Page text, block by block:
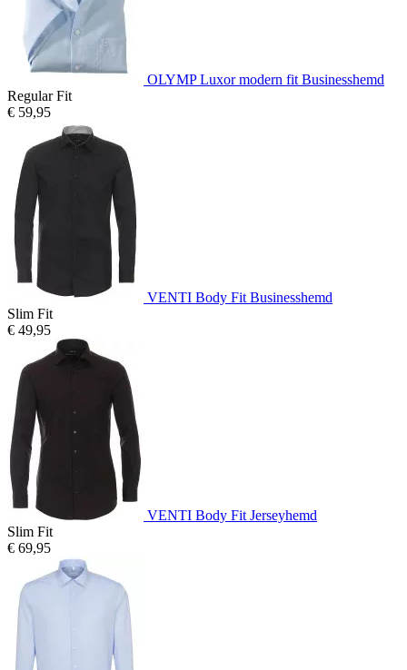
OLYMP Luxor modern fit Businesshemd
Regular Fit
€ 59,95
VENTI Body Fit Businesshemd
Slim Fit
€ 49,95
VENTI Body Fit Jerseyhemd
Slim Fit
€ 69,95